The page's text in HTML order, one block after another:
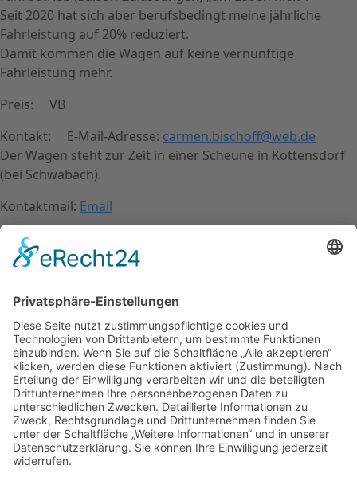
Seit 2020 hat sich aber berufsbedingt meine jährliche
Fahrleistung auf 20% reduziert.
Damit kommen die Wägen auf keine vernünftige
Fahrleistung mehr.
Preis: VB
Kontakt: E-Mail-Adresse: carmen.bischoff@web.de
Der Wagen steht zur Zeit in einer Scheune in Kottensdorf
(bei Schwabach).
Kontaktmail: Email
Name: Wolfgang Bischoff
Kontakt
Datenschutzerklärung
Mitgliederbereich
Facebook
Instagram
Umsetzung:DOUBLE-A-DESIGN
Kontakt
Impressum
Datenschutzerklärung
Mitgliederbereich